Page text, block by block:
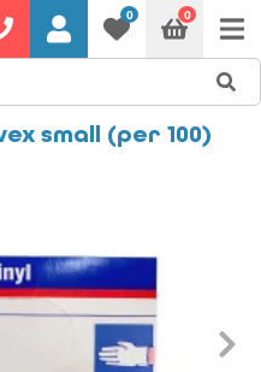
0 0
small (per 100)